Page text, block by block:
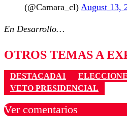
(@Camara_cl) August 13,
En Desarrollo…
OTROS TEMAS A
DESTACADA1
VETO PRESIDENCIAL
Ver comentarios